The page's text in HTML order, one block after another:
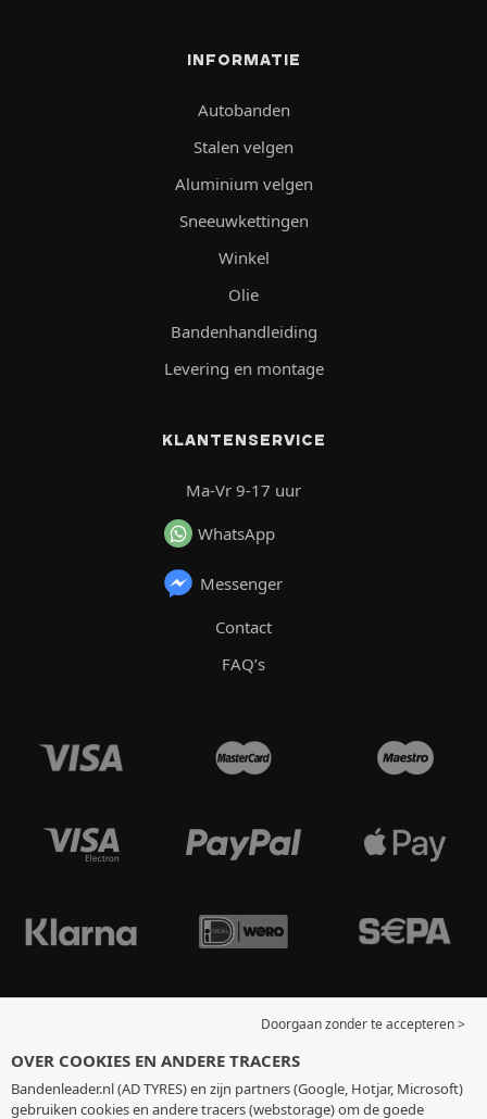
INFORMATIE
Autobanden
Stalen velgen
Aluminium velgen
Sneeuwkettingen
Winkel
Olie
Bandenhandleiding
Levering en montage
KLANTENSERVICE
Ma-Vr 9-17 uur
WhatsApp
Messenger
Contact
FAQ’s
Doorgaan zonder te accepteren >
OVER COOKIES EN ANDERE TRACERS
Bandenleader.nl (AD TYRES) en zijn partners (Google, Hotjar, Microsoft)
gebruiken cookies en andere tracers (webstorage) om de goede